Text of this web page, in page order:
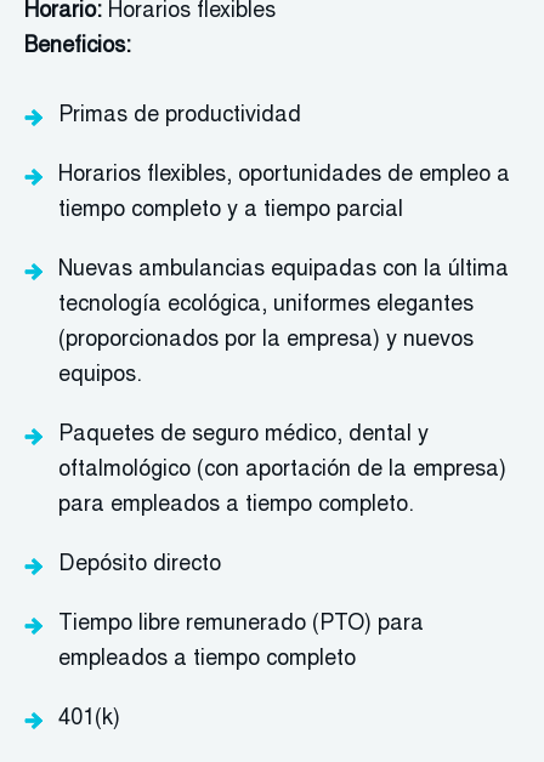
Horario: Horarios flexibles
Beneficios:
Primas de productividad
Horarios flexibles, oportunidades de empleo a
tiempo completo y a tiempo parcial
Nuevas ambulancias equipadas con la última
tecnología ecológica, uniformes elegantes
(proporcionados por la empresa) y nuevos
equipos.
Paquetes de seguro médico, dental y
oftalmológico (con aportación de la empresa)
para empleados a tiempo completo.
Depósito directo
Tiempo libre remunerado (PTO) para
empleados a tiempo completo
401(k)